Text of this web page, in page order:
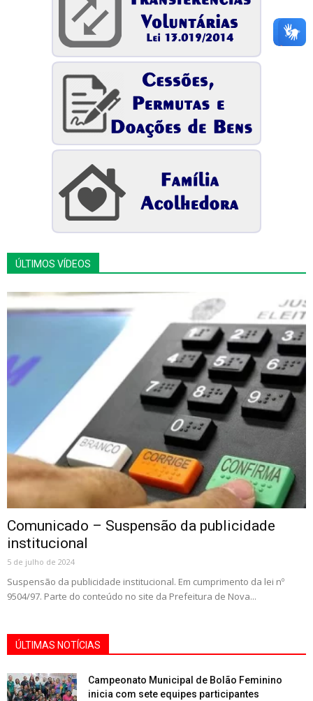
ÚLTIMOS VÍDEOS
Comunicado – Suspensão da publicidade
institucional
5 de julho de 2024
Suspensão da publicidade institucional. Em cumprimento da lei nº
9504/97. Parte do conteúdo no site da Prefeitura de Nova...
ÚLTIMAS NOTÍCIAS
Campeonato Municipal de Bolão Feminino
inicia com sete equipes participantes